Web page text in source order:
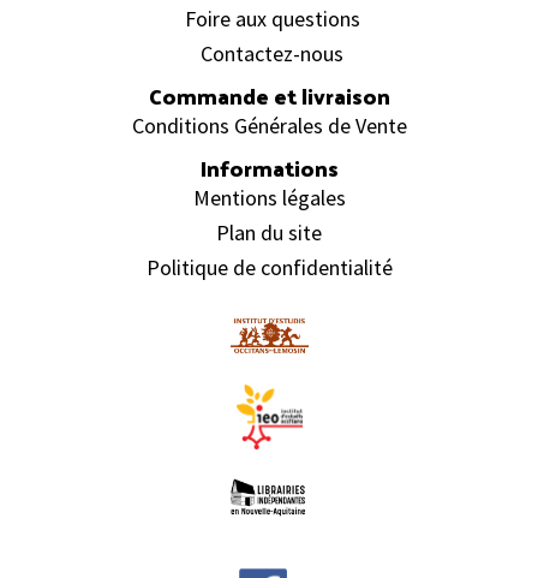
Foire aux questions
Contactez-nous
Commande et livraison
Conditions Générales de Vente
Informations
Mentions légales
Plan du site
Politique de confidentialité